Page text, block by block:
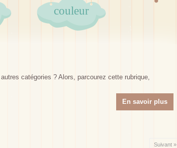
couleur
catégories ? Alors, parcourez cette rubrique,
En savoir plus
Suivant »